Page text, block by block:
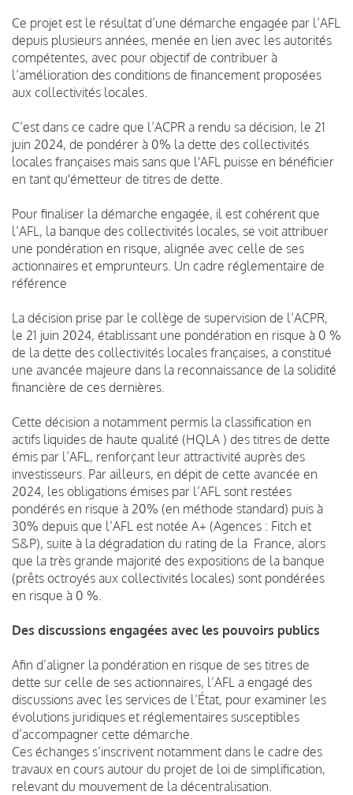
Ce projet est le résultat d’une démarche engagée par l’AFL
depuis plusieurs années, menée en lien avec les autorités
compétentes, avec pour objectif de contribuer à
l’amélioration des conditions de financement proposées
aux collectivités locales.
C’est dans ce cadre que l’ACPR a rendu sa décision, le 21
juin 2024, de pondérer à 0% la dette des collectivités
locales françaises mais sans que l'AFL puisse en bénéficier
en tant qu'émetteur de titres de dette.
Pour finaliser la démarche engagée, il est cohérent que
l’AFL, la banque des collectivités locales, se voit attribuer
une pondération en risque, alignée avec celle de ses
actionnaires et emprunteurs. Un cadre réglementaire de
référence
La décision prise par le collège de supervision de l’ACPR,
le 21 juin 2024, établissant une pondération en risque à 0 %
de la dette des collectivités locales françaises, a constitué
une avancée majeure dans la reconnaissance de la solidité
financière de ces dernières.
Cette décision a notamment permis la classification en
actifs liquides de haute qualité (HQLA ) des titres de dette
émis par l’AFL, renforçant leur attractivité auprès des
investisseurs. Par ailleurs, en dépit de cette avancée en
2024, les obligations émises par l’AFL sont restées
pondérés en risque à 20% (en méthode standard) puis à
30% depuis que l’AFL est notée A+ (Agences : Fitch et
S&P), suite à la dégradation du rating de la France, alors
que la très grande majorité des expositions de la banque
(prêts octroyés aux collectivités locales) sont pondérées
en risque à 0 %.
Des discussions engagées avec les pouvoirs publics
Afin d’aligner la pondération en risque de ses titres de
dette sur celle de ses actionnaires, l’AFL a engagé des
discussions avec les services de l’État, pour examiner les
évolutions juridiques et réglementaires susceptibles
d’accompagner cette démarche.
Ces échanges s’inscrivent notamment dans le cadre des
travaux en cours autour du projet de loi de simplification,
relevant du mouvement de la décentralisation.